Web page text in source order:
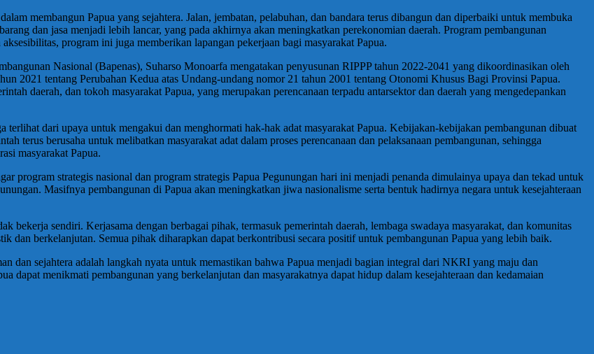
membangun Papua yang sejahtera. Jalan, jembatan, pelabuhan, dan bandara terus dibangun dan diperbaiki untuk membuka
dan jasa menjadi lebih lancar, yang pada akhirnya akan meningkatkan perekonomian daerah. Program pembangunan
program ini juga memberikan lapangan pekerjaan bagi masyarakat Papua.
Nasional (Bapenas), Suharso Monoarfa mengatakan penyusunan RIPPP tahun 2022-2041 yang dikoordinasikan oleh
2021 tentang Perubahan Kedua atas Undang-undang nomor 21 tahun 2001 tentang Otonomi Khusus Bagi Provinsi Papua.
daerah, dan tokoh masyarakat Papua, yang merupakan perencanaan terpadu antarsektor dan daerah yang mengedepankan
terlihat dari upaya untuk mengakui dan menghormati hak-hak adat masyarakat Papua. Kebijakan-kebijakan pembangunan dibuat
terus berusaha untuk melibatkan masyarakat adat dalam proses perencanaan dan pelaksanaan pembangunan, sehingga
masyarakat Papua.
program strategis nasional dan program strategis Papua Pegunungan hari ini menjadi penanda dimulainya upaya dan tekad untuk
Masifnya pembangunan di Papua akan meningkatkan jiwa nasionalisme serta bentuk hadirnya negara untuk kesejahteraan
bekerja sendiri. Kerjasama dengan berbagai pihak, termasuk pemerintah daerah, lembaga swadaya masyarakat, dan komunitas
dan berkelanjutan. Semua pihak diharapkan dapat berkontribusi secara positif untuk pembangunan Papua yang lebih baik.
dan sejahtera adalah langkah nyata untuk memastikan bahwa Papua menjadi bagian integral dari NKRI yang maju dan
dapat menikmati pembangunan yang berkelanjutan dan masyarakatnya dapat hidup dalam kesejahteraan dan kedamaian